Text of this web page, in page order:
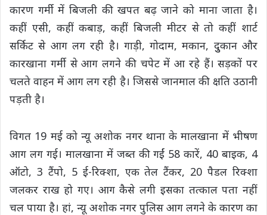
कारण गर्मी में बिजली की खपत बढ़ जाने को माना जाता है।
कहीं एसी, कहीं कबाड़, कहीं बिजली मीटर से तो कहीं शार्ट
सर्किट से आग लग रही है। गाड़ी, गोदाम, मकान, दुुकान और
कारखाना गर्मी से आग लगने की चपेट में आ रहे हैं। सड़कों पर
चलते वाहन में आग लग रही है। जिससे जानमाल की क्षति उठानी
पड़ती है।
विगत 19 मई को न्यू अशोक नगर थाना के मालखाना में भीषण
आग लग गई। मालखाना में जब्त की गईं 58 कारें, 40 बाइक, 4
ऑटो, 3 टैंपो, 5 ई-रिक्शा, एक तेल टैंकर, 20 पैडल रिक्शा
जलकर राख हो गए। आग कैसे लगी इसका तत्काल पता नहीं
चल पाया है। हां, न्यू अशोक नगर पुलिस आग लगने के कारण का